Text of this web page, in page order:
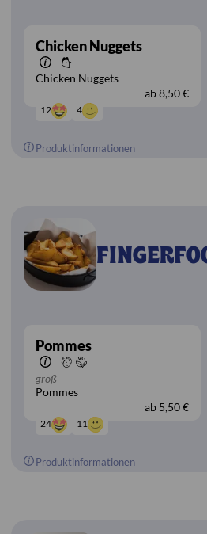
Chicken Nuggets
Chicken Nuggets
ab8,50 €
12 4
Produktinformationen
Pommes
groß
Pommes
ab 5,50 €
24 11
Produktinformationen